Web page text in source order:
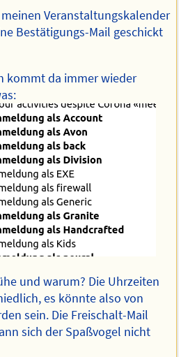
Veranstaltungskalender
Bestätigungs-Mail geschickt
kommt da immer wieder
und warum? Die Uhrzeiten
es könnte also von
sein. Die Freischalt-Mail
sich der Spaßvogel nicht